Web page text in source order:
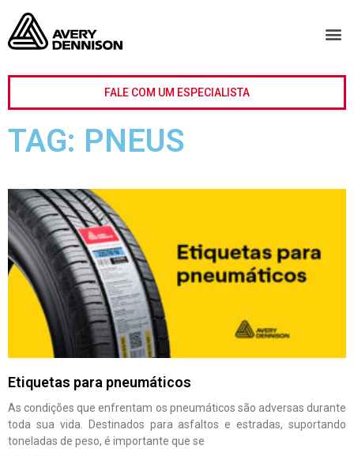
FALE COM UM ESPECIALISTA
TAG: PNEUS
Etiquetas para pneumáticos
As condições que enfrentam os pneumáticos são adversas durante
toda sua vida. Destinados para asfaltos e estradas, suportando
toneladas de peso, é importante que se